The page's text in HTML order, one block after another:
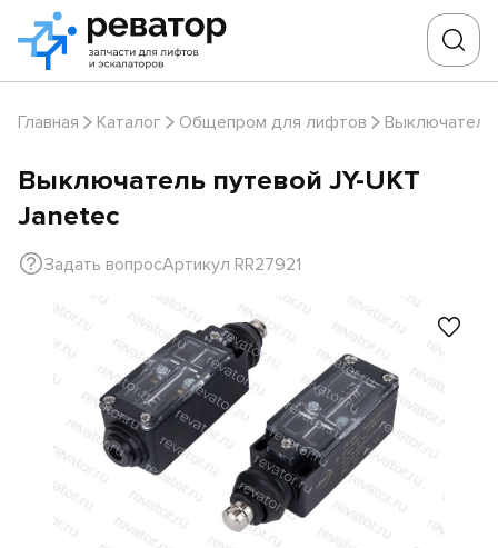
Главная Каталог Общепром для лифтов
Выключатель путевой JY-UKT
Janetec
Задать вопросАртикул RR27921